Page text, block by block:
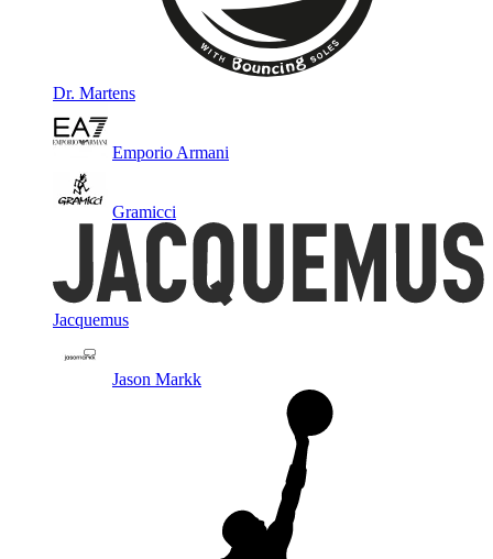
Dr. Martens
Emporio Armani
Gramicci
Jacquemus
Jason Markk